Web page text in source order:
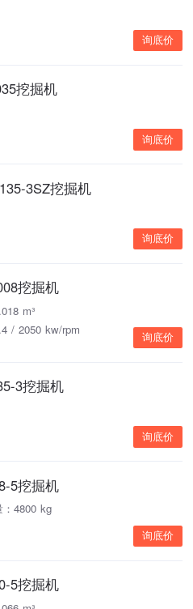
询底价
挖掘机
询底价
3SZ挖掘机
询底价
挖掘机
m³
/ 2050 kw/rpm
询底价
3挖掘机
询底价
5挖掘机
4800 kg
询底价
5挖掘机